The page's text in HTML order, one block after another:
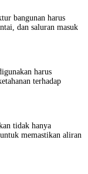
bangunan harus
dan saluran masuk
harus
terhadap
tidak hanya
memastikan aliran